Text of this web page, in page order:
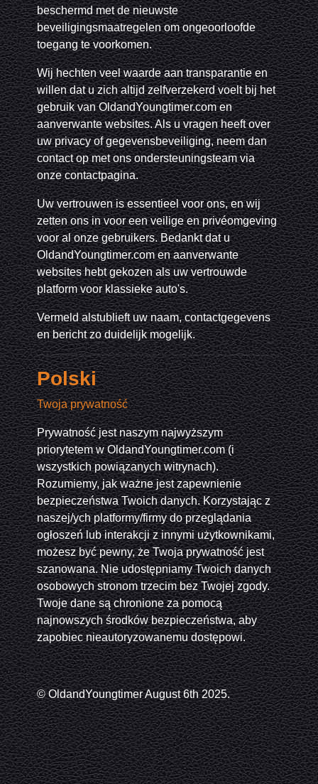
beschermd met de nieuwste
beveiligingsmaatregelen om ongeoorloofde
toegang te voorkomen.
Wij hechten veel waarde aan transparantie en
willen dat u zich altijd zelfverzekerd voelt bij het
gebruik van OldandYoungtimer.com en
aanverwante websites. Als u vragen heeft over
uw privacy of gegevensbeveiliging, neem dan
contact op met ons ondersteuningsteam via
onze contactpagina.
Uw vertrouwen is essentieel voor ons, en wij
zetten ons in voor een veilige en privéomgeving
voor al onze gebruikers. Bedankt dat u
OldandYoungtimer.com en aanverwante
websites hebt gekozen als uw vertrouwde
platform voor klassieke auto's.
Vermeld alstublieft uw naam, contactgegevens
en bericht zo duidelijk mogelijk.
Polski
Twoja prywatność
Prywatność jest naszym najwyższym
priorytetem w OldandYoungtimer.com (i
wszystkich powiązanych witrynach).
Rozumiemy, jak ważne jest zapewnienie
bezpieczeństwa Twoich danych. Korzystając z
naszej/ych platformy/firmy do przeglądania
ogłoszeń lub interakcji z innymi użytkownikami,
możesz być pewny, że Twoja prywatność jest
szanowana. Nie udostępniamy Twoich danych
osobowych stronom trzecim bez Twojej zgody.
Twoje dane są chronione za pomocą
najnowszych środków bezpieczeństwa, aby
zapobiec nieautoryzowanemu dostępowi.
© OldandYoungtimer August 6th 2025.